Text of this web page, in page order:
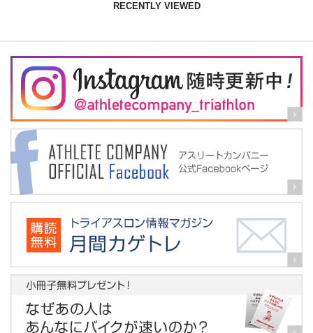
RECENTLY VIEWED